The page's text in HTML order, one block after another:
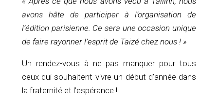
avons hâte de participer à l’organisation de
l’édition parisienne. Ce sera une occasion unique
de faire rayonner l’esprit de Taizé chez nous ! »
Un rendez-vous à ne pas manquer pour tous
ceux qui souhaitent vivre un début d’année dans
la fraternité et l’espérance !